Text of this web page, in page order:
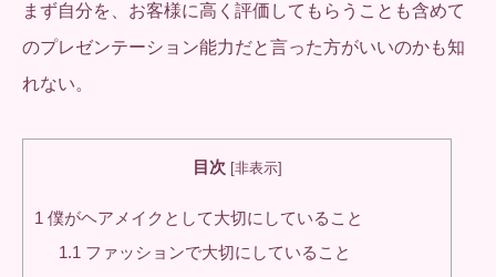
まず自分を、お客様に高く評価してもらうことも含めて
のプレゼンテーション能力だと言った方がいいのかも知
れない。
目次 [非表示]
1 僕がヘアメイクとして大切にしていること
1.1 ファッションで大切にしていること